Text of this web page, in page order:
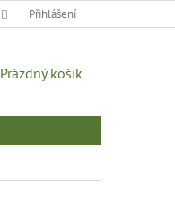
Přihlášení
NÁKUPNÍ
Prázdný košík